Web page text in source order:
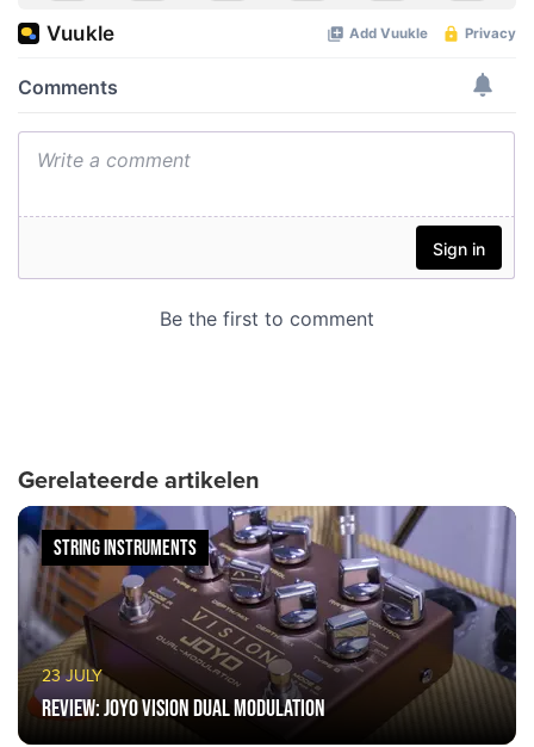
Gerelateerde artikelen
23 JULY
Review: JOYO Vision Dual Modulation
STRING INSTRUMENTS